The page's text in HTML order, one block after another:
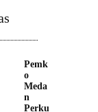
Pemk
o
Meda
n
Perku